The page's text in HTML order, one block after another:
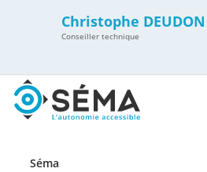
Christophe DEUDON
Conseiller technique
Séma